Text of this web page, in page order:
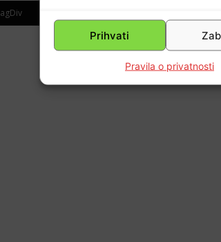
Prihvati
Pravila o privatnosti